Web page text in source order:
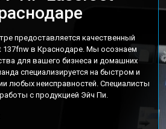
предоставляется качественный
в Краснодаре. Мы осознаем
для вашего бизнеса и домашних
специализируется на быстром и
любых неисправностей. Специалисты
с продукцией Эйч Пи.